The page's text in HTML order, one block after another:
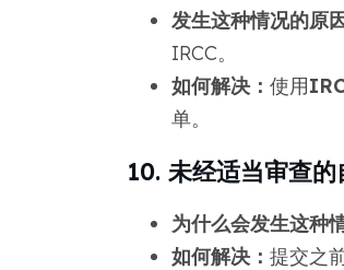
发生这种情况的原
IRCC。
如何解决： 使用
单。
10. 未经适当审查的
为什么会发生这种
如何解决： 提交之